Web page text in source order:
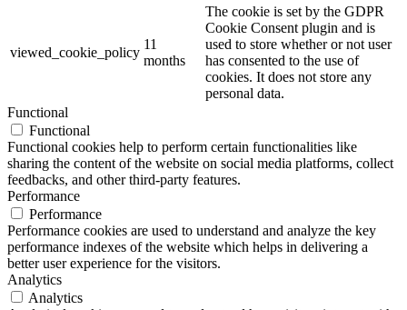
viewed_cookie_policy
11
months
The cookie is set by the GDPR
Cookie Consent plugin and is
used to store whether or not user
has consented to the use of
cookies. It does not store any
personal data.
Functional
Functional
Functional cookies help to perform certain functionalities like
sharing the content of the website on social media platforms, collect
feedbacks, and other third-party features.
Performance
Performance
Performance cookies are used to understand and analyze the key
performance indexes of the website which helps in delivering a
better user experience for the visitors.
Analytics
Analytics